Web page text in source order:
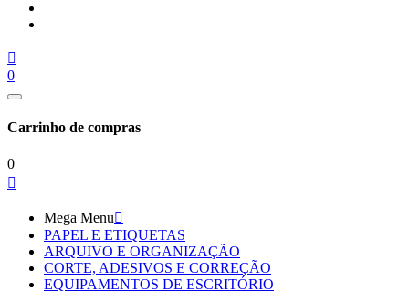

0
Carrinho de compras
0

Mega Menu
PAPEL E ETIQUETAS
ARQUIVO E ORGANIZAÇÃO
CORTE, ADESIVOS E CORREÇÃO
EQUIPAMENTOS DE ESCRITÓRIO